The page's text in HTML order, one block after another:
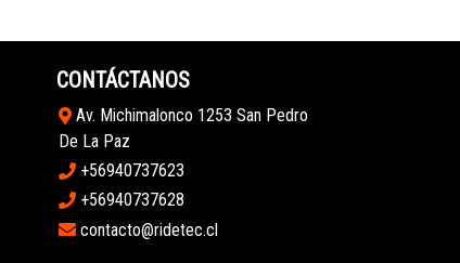
CONTÁCTANOS
Av. Michimalonco 1253 San Pedro
De La Paz
+56940737623
+56940737628
contacto@ridetec.cl